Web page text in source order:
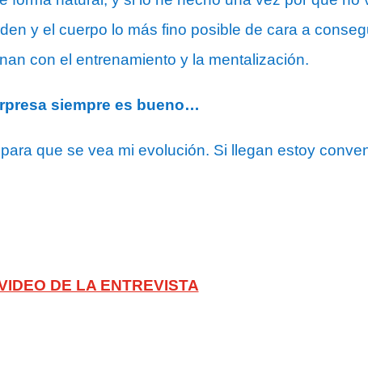
y el cuerpo lo más fino posible de cara a
con el entrenamiento y la mentalización.
siempre es bueno…
que se vea mi evolución. Si llegan estoy
DE LA ENTREVISTA